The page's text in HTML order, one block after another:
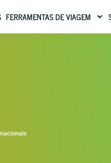
FERRAMENTAS DE VIAGEM